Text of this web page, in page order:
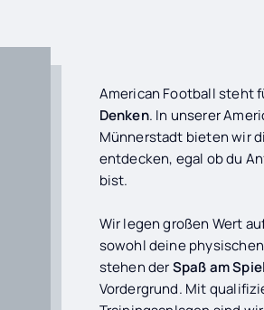
American Football steht
Denken. In unserer
Münnerstadt bieten wir
entdecken, egal ob du
bist.
Wir legen großen Wert
sowohl deine
stehen derSpaß am Spiel
Vordergrund. Mit